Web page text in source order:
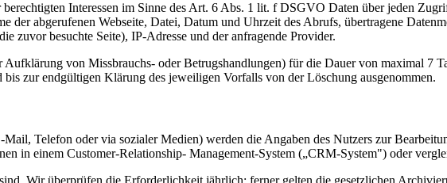
Interessen im Sinne des Art. 6 Abs. 1 lit. f DSGVO Daten über jeden
der abgerufenen Webseite, Datei, Datum und Uhrzeit des Abrufs, übertragene
zuvor besuchte Seite), IP-Adresse und der anfragende Provider.
von Missbrauchs- oder Betrugshandlungen) für die Dauer von maximal 7
zur endgültigen Klärung des jeweiligen Vorfalls von der Löschung ausgenommen.
Telefon oder via sozialer Medien) werden die Angaben des Nutzers zur
in einem Customer-Relationship- Management-System („CRM-System") oder
Wir überprüfen die Erforderlichkeit jährlich; ferner gelten die gesetzlichen